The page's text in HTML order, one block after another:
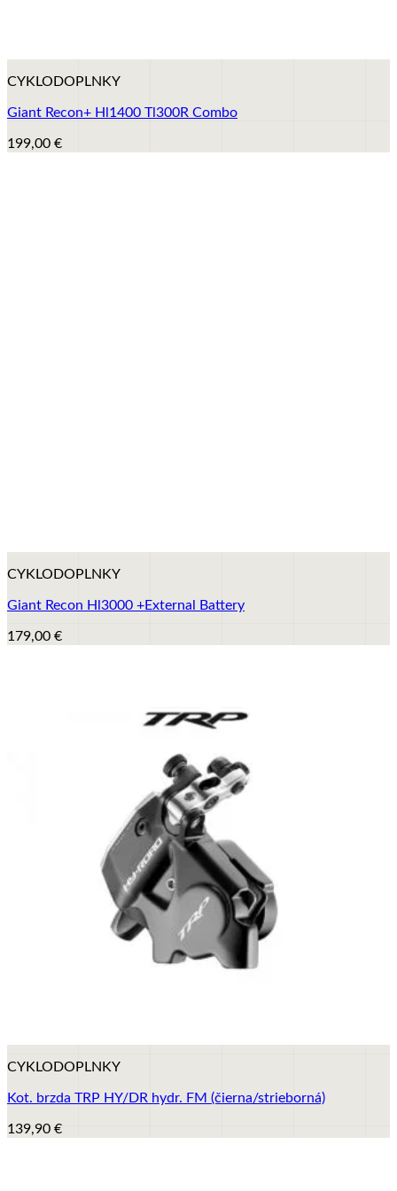
CYKLODOPLNKY
Giant Recon+ Hl1400 Tl300R Combo
199,00 €
CYKLODOPLNKY
Giant Recon Hl3000 +External Battery
179,00 €
CYKLODOPLNKY
Kot. brzda TRP HY/DR hydr. FM (čierna/strieborná)
139,90 €